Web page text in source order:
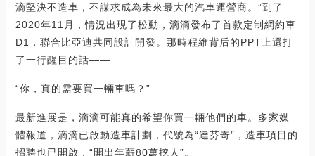
滴堅決不造車，不謀求成為未來最大的汽車運營商。”到了
2020年11月，情況出現了松動，滴滴發布了首款定制網約車
D1，聯合比亞迪共同設計開發。那時程維背后的PPT上還打
了一行醒目的話——
“你，真的需要買一輛車嗎？”
最新進展是，滴滴可能真的希望你買一輛他們的車。多家媒
體報道，滴滴已啟動造車計劃，代號為“達芬奇”，造車項目的
招聘也已開啟，“開出年薪80萬挖人”。